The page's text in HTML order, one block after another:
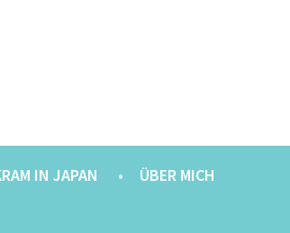
IN JAPAN
ÜBER MICH